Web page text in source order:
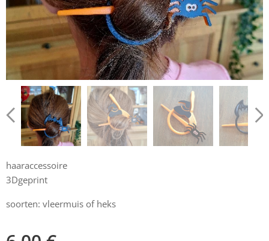
haaraccessoire
3Dgeprint
soorten: vleermuis of heks